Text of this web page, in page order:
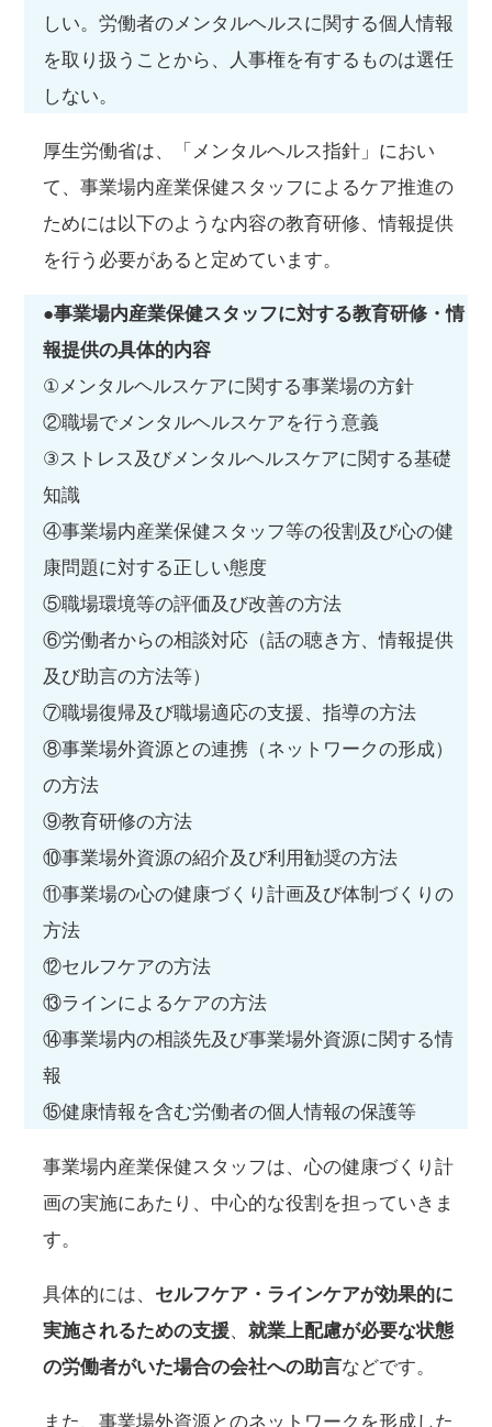
しい。労働者のメンタルヘルスに関する個人情報
を取り扱うことから、人事権を有するものは選任
しない。
厚生労働省は、「メンタルヘルス指針」におい
て、事業場内産業保健スタッフによるケア推進の
ためには以下のような内容の教育研修、情報提供
を行う必要があると定めています。
●事業場内産業保健スタッフに対する教育研修・情
報提供の具体的内容
①メンタルヘルスケアに関する事業場の方針
②職場でメンタルヘルスケアを行う意義
③ストレス及びメンタルヘルスケアに関する基礎
知識
④事業場内産業保健スタッフ等の役割及び心の健
康問題に対する正しい態度
⑤職場環境等の評価及び改善の方法
⑥労働者からの相談対応（話の聴き方、情報提供
及び助言の方法等）
⑦職場復帰及び職場適応の支援、指導の方法
⑧事業場外資源との連携（ネットワークの形成）
の方法
⑨教育研修の方法
⑩事業場外資源の紹介及び利用勧奨の方法
⑪事業場の心の健康づくり計画及び体制づくりの
方法
⑫セルフケアの方法
⑬ラインによるケアの方法
⑭事業場内の相談先及び事業場外資源に関する情
報
⑮健康情報を含む労働者の個人情報の保護等
事業場内産業保健スタッフは、心の健康づくり計
画の実施にあたり、中心的な役割を担っていきま
す。
具体的には、 セルフケア・ラインケアが効果的に
実施されるための支援、就業上配慮が必要な状態
の労働者がいた場合の会社への助言などです。
また、事業場外資源とのネットワークを形成した